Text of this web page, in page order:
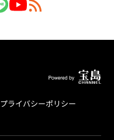
プライバシーポリシー